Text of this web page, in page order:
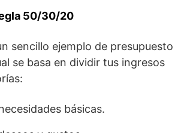
50/30/20
sencillo ejemplo de presupuesto
se basa en dividir tus ingresos
básicas.